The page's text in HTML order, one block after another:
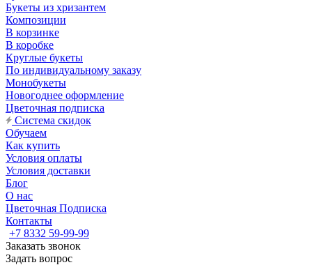
Букеты из хризантем
Композиции
В корзинке
В коробке
Круглые букеты
По индивидуальному заказу
Монобукеты
Новогоднее оформление
Цветочная подписка
Система скидок
Обучаем
Как купить
Условия оплаты
Условия доставки
Блог
О нас
Цветочная Подписка
Контакты
+7 8332 59-99-99
Заказать звонок
Задать вопрос